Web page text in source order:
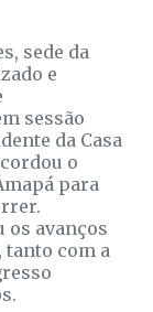
sede da
e
sessão
da Casa
o
para
os avanços
com a